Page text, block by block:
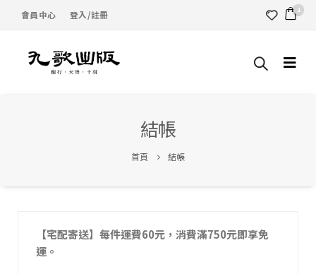
會員中心 登入/註冊 1
結帳
首頁 結帳
【宅配寄送】每件運費60元，消費滿750元即享免
運。